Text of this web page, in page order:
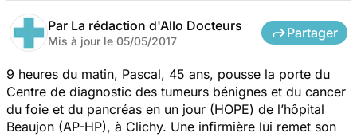
Par La rédaction d'Allo Docteurs
Mis à jour le 05/05/2017
Partager
9 heures du matin, Pascal, 45 ans, pousse la porte du
Centre de diagnostic des tumeurs bénignes et du cancer
du foie et du pancréas en un jour (HOPE) de l’hôpital
Beaujon (AP-HP), à Clichy. Une infirmière lui remet son